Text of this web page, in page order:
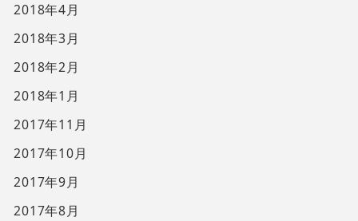
2018年4月
2018年3月
2018年2月
2018年1月
2017年11月
2017年10月
2017年9月
2017年8月